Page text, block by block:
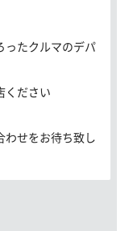
ったクルマのデパ
ください
わせをお待ち致し